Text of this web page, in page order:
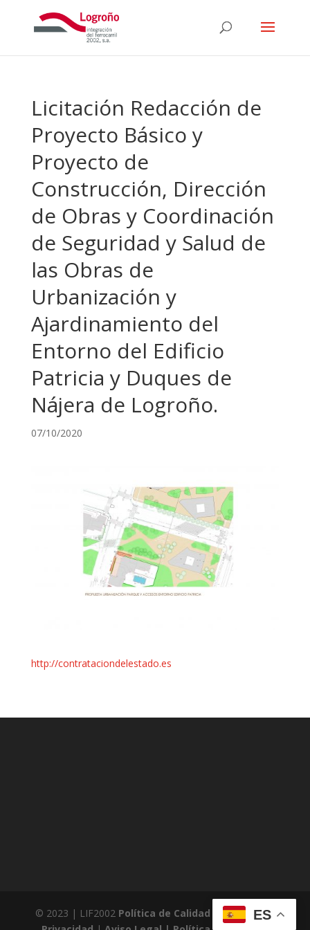
Licitación Redacción de
Proyecto Básico y
Proyecto de
Construcción, Dirección
de Obras y Coordinación
de Seguridad y Salud de
las Obras de
Urbanización y
Ajardinamiento del
Entorno del Edificio
Patricia y Duques de
Nájera de Logroño.
07/10/2020
http://contrataciondelestado.es
© 2023 | LIF2002 Política de Calidad
Política de
ES